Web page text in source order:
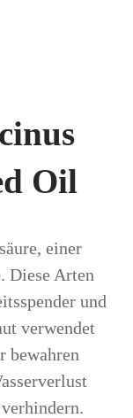
Oil
einer
Diese Arten
und
verwendet
bewahren